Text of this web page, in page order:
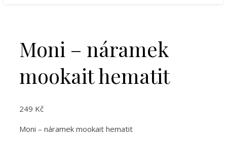
Moni – náramek
mookait hematit
249 Kč
Moni – náramek mookait hematit